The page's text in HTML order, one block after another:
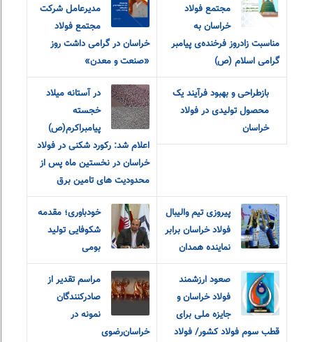
مجتمع فولاد
خراسان به
مناسبت زادروز فرخنده‌ی پیامبر
گرامی اسلام (ص)
مدیرعامل شرکت
مجتمع فولاد
خراسان در گرامی داشت روز
«صنعت و معدن»
بازطراحی و بهبود فرآیند یک
محصول تولیدی در فولاد
خراسان
در آستانه میلاد
خجسته
پیامبراکرم(ص)
اعلام شد: رکورد شکنی در فولاد
خراسان در نخستین ماه پس از
محدودیت های تامین برق
پیروزی تیم والیبال
فولاد خراسان برابر
نماینده همدان
خودباوری؛ مقدمه
شکوفایی تولید
بومی
صعود ارزشمند
فولاد خراسان و
جایزه ملی برای
قطب سوم فولاد کشور/ فولاد
مراسم تقدیر از
صادرکنندگان
نمونه در
خراسان‌رضوی